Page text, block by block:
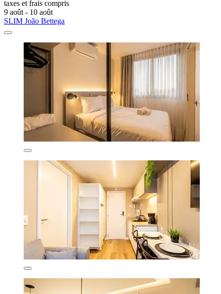
taxes et frais compris
9 août - 10 août
SLIM João Bettega